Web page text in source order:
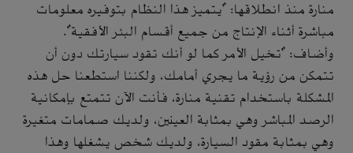
منارة منذ انطلاقها: "يتميز هذا النظام بتوفيره معلومات
مباشرة أثناء الإنتاج من جميع أقسام البئر الأفقية".
وأضاف: "تخيل الأمر كما لو أنك تقود سيارتك دون أن
تتمكن من رؤية ما يجري أمامك، ولكننا استطعنا حل هذه
المشكلة باستخدام تقنية منارة، فأنت الآن تتمتع بإمكانية
الرصد المباشر وهي بمثابة العينين، ولديك صمامات متغيرة
وهي بمثابة مقود السيارة، ولديك شخص يشغلها وهذا